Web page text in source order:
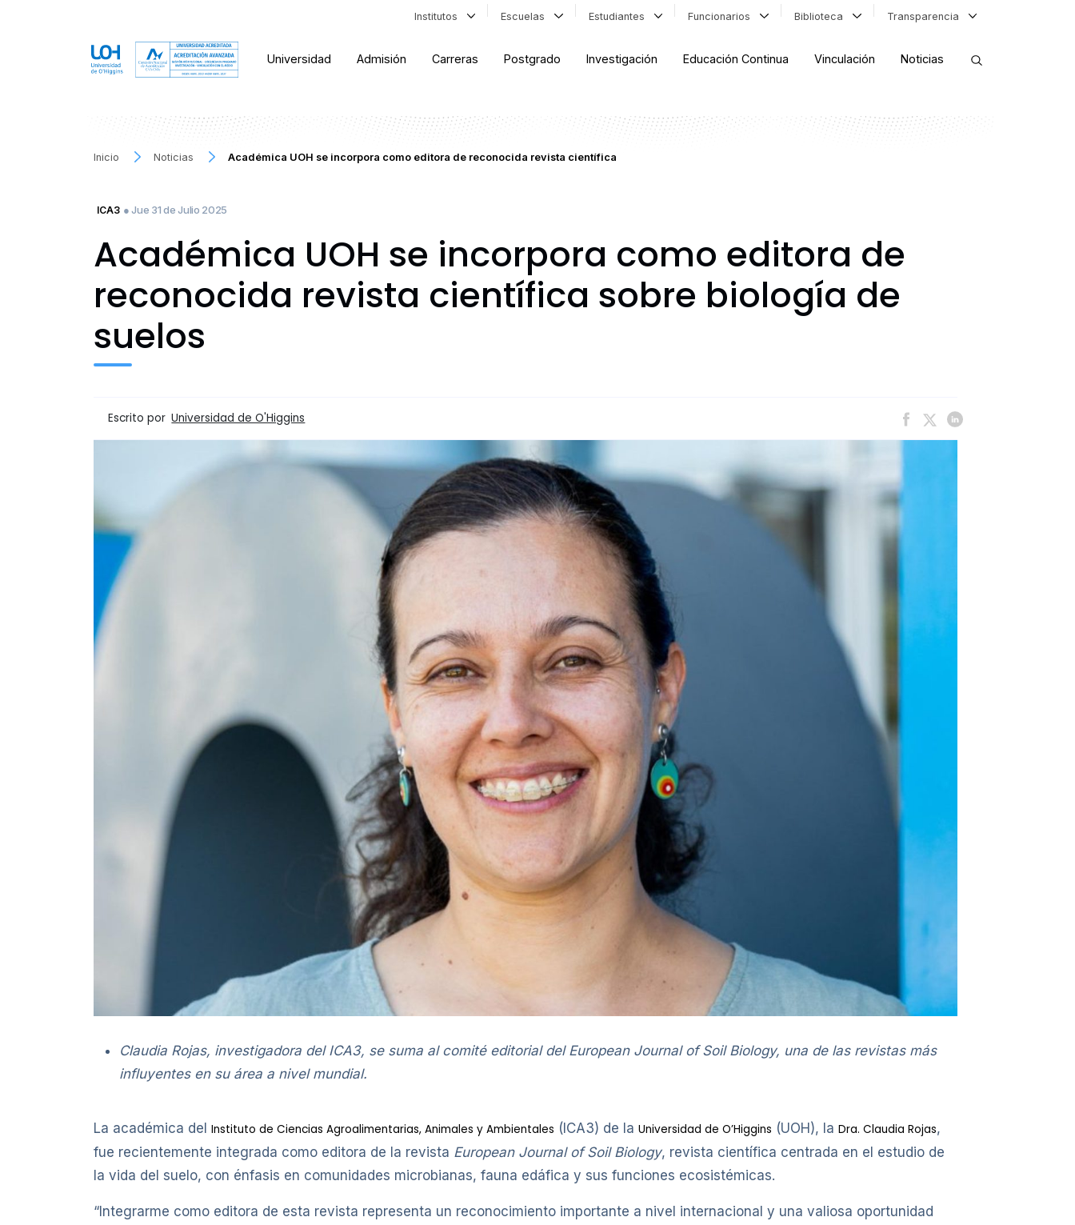
Institutos Escuelas Estudiantes Funcionarios Biblioteca Transparencia
Universidad Admisión Carreras Postgrado Investigación Educación Continua Vinculación Noticias
Inicio Noticias Académica UOH se incorpora como editora de reconocida revista científica
ICA3 ● Jue 31 de Julio 2025
Académica UOH se incorpora como editora de
reconocida revista científica sobre biología de
suelos
Escrito por Universidad de O'Higgins
Claudia Rojas, investigadora del ICA3, se suma al comité editorial del European Journal of Soil Biology, una de las revistas más
influyentes en su área a nivel mundial.
La académica del Instituto de Ciencias Agroalimentarias, Animales y Ambientales (ICA3) de la Universidad de O’Higgins (UOH), la Dra. Claudia Rojas,
fue recientemente integrada como editora de la revista European Journal of Soil Biology, revista científica centrada en el estudio de
la vida del suelo, con énfasis en comunidades microbianas, fauna edáfica y sus funciones ecosistémicas.
“Integrarme como editora de esta revista representa un reconocimiento importante a nivel internacional y una valiosa oportunidad